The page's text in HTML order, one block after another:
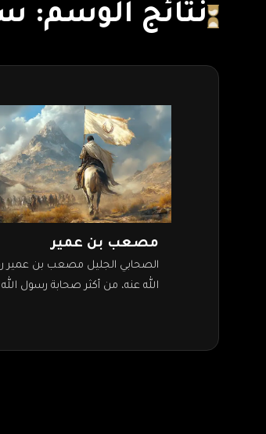
نتائج الوسم:
مصعب بن عمير
الصحابي الجليل مصعب بن عمير
الله عنه، من أكثر صحابة رسول الله